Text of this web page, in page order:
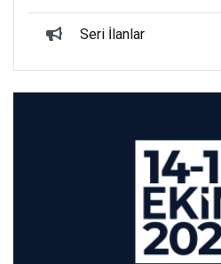
Seri İlanlar